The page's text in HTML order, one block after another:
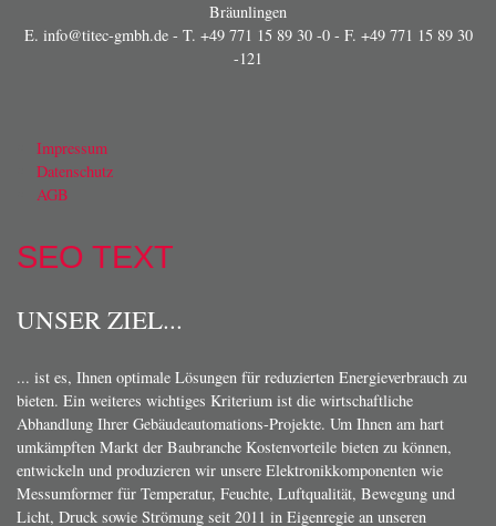
Bräunlingen
E. info@titec-gmbh.de- T. +49 771 15 89 30 -0- F. +49 771 15 89 30
-121
Impressum
Datenschutz
AGB
SEO TEXT
UNSER ZIEL...
... ist es, Ihnen optimale Lösungen für reduzierten Energieverbrauch zu
bieten. Ein weiteres wichtiges Kriterium ist die wirtschaftliche
Abhandlung Ihrer Gebäudeautomations-Projekte. Um Ihnen am hart
umkämpften Markt der Baubranche Kostenvorteile bieten zu können,
entwickeln und produzieren wir unsere Elektronikkomponenten wie
Messumformer für Temperatur, Feuchte, Luftqualität, Bewegung und
Licht, Druck sowie Strömung seit 2011 in Eigenregie an unseren